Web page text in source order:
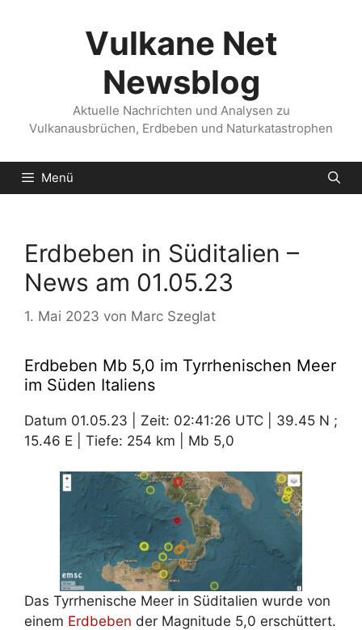
Vulkane Net
Newsblog
Aktuelle Nachrichten und Analysen zu
Vulkanausbrüchen, Erdbeben und Naturkatastrophen
Menü
Erdbeben in Süditalien –
News am 01.05.23
1. Mai 2023 von Marc Szeglat
Erdbeben Mb 5,0 im Tyrrhenischen Meer
im Süden Italiens
Datum 01.05.23 | Zeit: 02:41:26 UTC | 39.45 N ;
15.46 E | Tiefe: 254 km | Mb 5,0
Das Tyrrhenische Meer in Süditalien wurde von
einem Erdbeben der Magnitude 5,0 erschüttert.